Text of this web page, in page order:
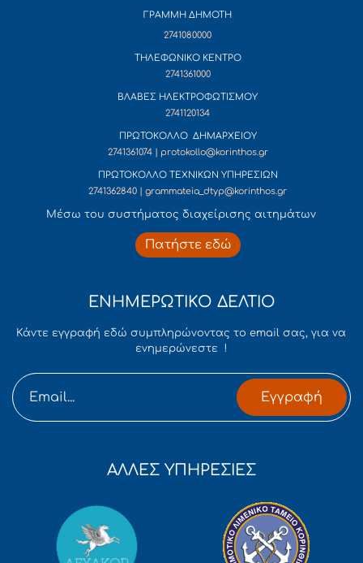
ΓΡΑΜΜΗ ΔΗΜΟΤΗ
2741080000
ΤΗΛΕΦΩΝΙΚΟ ΚΕΝΤΡΟ
2741361000
ΒΛΑΒΕΣ ΗΛΕΚΤΡΟΦΩΤΙΣΜΟΥ
2741120134
ΠΡΩΤΟΚΟΛΛΟ ΔΗΜΑΡΧΕΙΟΥ
2741361074 | protokollo@korinthos.gr
ΠΡΩΤΟΚΟΛΛΟ ΤΕΧΝΙΚΩΝ ΥΠΗΡΕΣΙΩΝ
2741362840 | grammateia_dtyp@korinthos.gr
Mέσω του συστήματος διαχείρισης αιτημάτων
Πατήστε εδώ
ΕΝΗΜΕΡΩΤΙΚΟ ΔΕΛΤΙΟ
Κάντε εγγραφή εδώ συμπληρώνοντας το email σας, για να
ενημερώνεστε !
Εγγραφή
ΑΛΛΕΣ ΥΠΗΡΕΣΙΕΣ